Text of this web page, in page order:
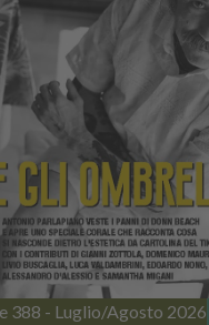
388 - Luglio/Agosto 2026